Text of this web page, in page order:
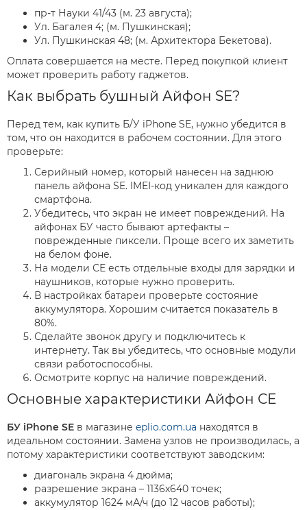
пр-т Науки 41/43 (м. 23 августа);
Ул. Багалея 4; (м. Пушкинская);
Ул. Пушкинская 48; (м. Архитектора Бекетова).
Оплата совершается на месте. Перед покупкой клиент
может проверить работу гаджетов.
Как выбрать бушный Айфон SE?
Перед тем, как купить Б/У iPhone SE, нужно убедится в
том, что он находится в рабочем состоянии. Для этого
проверьте:
Серийный номер, который нанесен на заднюю
панель айфона SE. IMEI-код уникален для каждого
смартфона.
Убедитесь, что экран не имеет повреждений. На
айфонах БУ часто бывают артефакты –
поврежденные пиксели. Проще всего их заметить
на белом фоне.
На модели СЕ есть отдельные входы для зарядки и
наушников, которые нужно проверить.
В настройках батареи проверьте состояние
аккумулятора. Хорошим считается показатель в
80%.
Сделайте звонок другу и подключитесь к
интернету. Так вы убедитесь, что основные модули
связи работоспособны.
Осмотрите корпус на наличие повреждений.
Основные характеристики Айфон СЕ
БУ iPhone SE в магазине eplio.com.ua находятся в
идеальном состоянии. Замена узлов не производилась, а
потому характеристики соответствуют заводским:
диагональ экрана 4 дюйма;
разрешение экрана – 1136x640 точек;
аккумулятор 1624 мА/ч (до 12 часов работы);